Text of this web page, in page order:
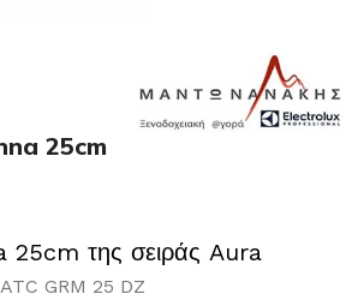
25cm
25cm της σειράς Aura
ATC GRM 25 DZ